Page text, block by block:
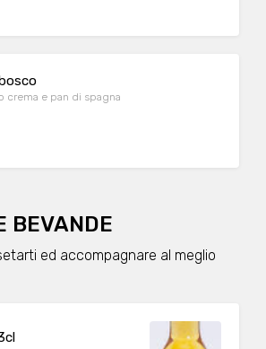
crema e pan di spagna
BEVANDE
ed accompagnare al meglio